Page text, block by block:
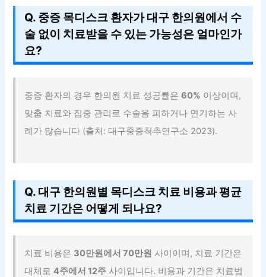
Q. 중증 목디스크 환자가 대구 한의원에서 수
술 없이 치료받을 수 있는 가능성은 얼마인가
요?
중증 환자의 경우 한의원 치료 성공률은60% 이상이며,
맞춤 치료와 집중 관리로 수술을 피하거나 연기하는 사
례가 많습니다 (출처: 대구중증척추연구소 2023).
Q. 대구 한의원별 목디스크 치료 비용과 평균
치료 기간은 어떻게 되나요?
치료 비용은 30만원에서 70만원 사이이며, 치료 기간은
대체로4주에서 12주 사이입니다. 비용과 기간은 치료법